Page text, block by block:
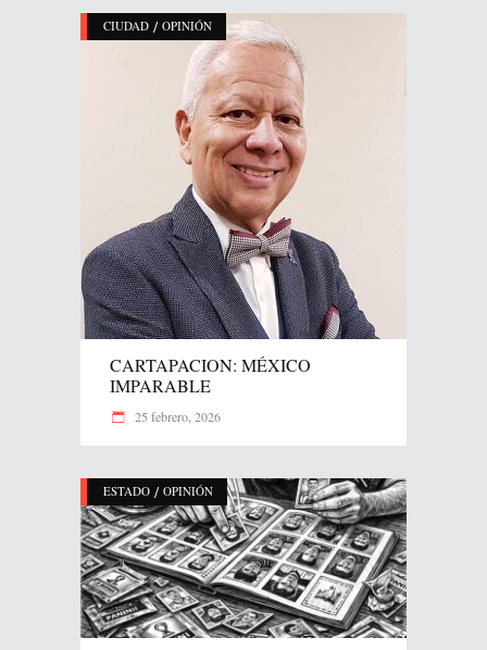
CIUDAD / OPINIÓN
CARTAPACION: MÉXICO
IMPARABLE
25 febrero, 2026
ESTADO / OPINIÓN